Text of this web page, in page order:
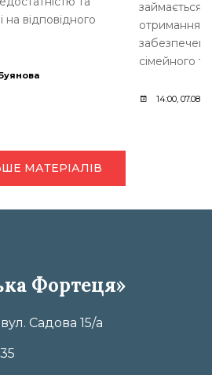
на відповідного
займається
отримання
сімейного
14:00,
МАТЕРІАЛІВ
Фортеця»
Садова 15/а